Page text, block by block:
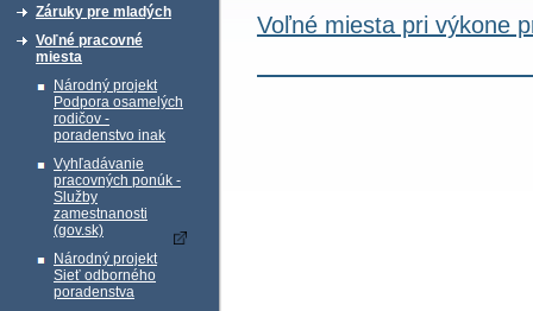
Záruky pre mladých
Voľné pracovné
miesta
Národný projekt
Podpora osamelých
rodičov -
poradenstvo inak
Vyhľadávanie
pracovných ponúk -
Služby
zamestnanosti
(gov.sk)
Národný projekt
Sieť odborného
poradenstva
Voľné miesta pri výkone